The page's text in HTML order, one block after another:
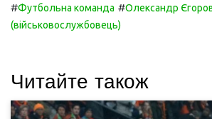
#Футбольна команда #Олександр
(військовослужбовець)
Читайте також